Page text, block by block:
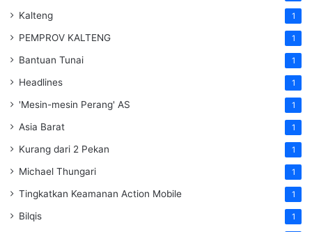
Kalteng 1
PEMPROV KALTENG 1
Bantuan Tunai 1
Headlines 1
'Mesin-mesin Perang' AS 1
Asia Barat 1
Kurang dari 2 Pekan 1
Michael Thungari 1
Tingkatkan Keamanan Action Mobile 1
Bilqis 1